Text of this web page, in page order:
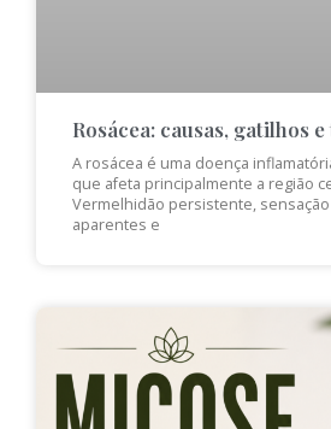
Rosácea: causas, gatilhos
A rosácea é uma doença
que afeta principalmente a região
Vermelhidão persistente,
aparentes e